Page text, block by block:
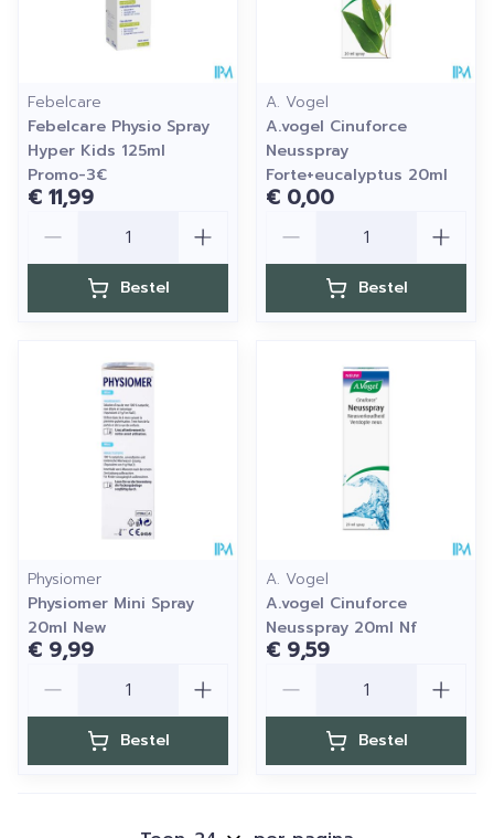
Febelcare
Febelcare Physio Spray
Hyper Kids 125ml
Promo-3€
€ 11,99
Bestel
A. Vogel
A.vogel Cinuforce
Neusspray
Forte+eucalyptus 20ml
€ 0,00
Bestel
Physiomer
Physiomer Mini Spray
20ml New
€ 9,99
Bestel
A. Vogel
A.vogel Cinuforce
Neusspray 20ml Nf
€ 9,59
Bestel